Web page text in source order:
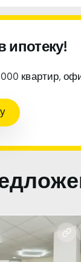
ипотеку!
квартир,